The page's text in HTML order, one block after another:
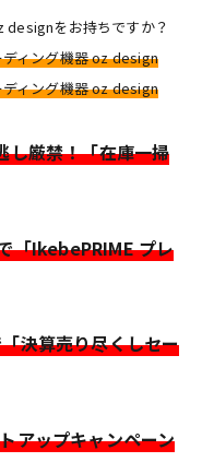
designをお持ちですか？
ィング機器 oz design
ィング機器 oz design
し厳禁！「在庫一掃
「IkebePRIME プレ
決算売り尽くしセー
アップキャンペーン